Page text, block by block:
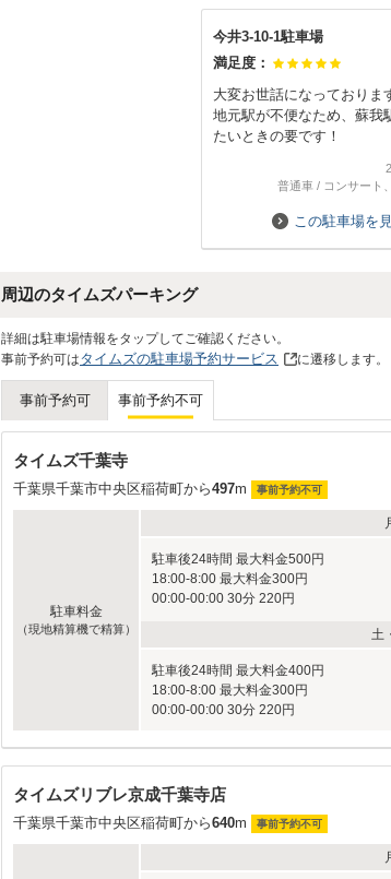
今井3-10-1駐車場
満足度：
大変お世話になっておりま
地元駅が不便なため、蘇我
たいときの要です！
普通車/ コンサート
この駐車場を
周辺のタイムズパーキング
詳細は駐車場情報をタップしてご確認ください。
事前予約可はタイムズの駐車場予約サービス に遷移します。
事前予約可 事前予約不可
タイムズ千葉寺
千葉県千葉市中央区稲荷町から497m 事前予約不可
駐車料金
（現地精算機で精算）
駐車後24時間 最大料金500円
18:00-8:00 最大料金300円
00:00-00:00 30分 220円
土
駐車後24時間 最大料金400円
18:00-8:00 最大料金300円
00:00-00:00 30分 220円
タイムズリブレ京成千葉寺店
千葉県千葉市中央区稲荷町から640m 事前予約不可